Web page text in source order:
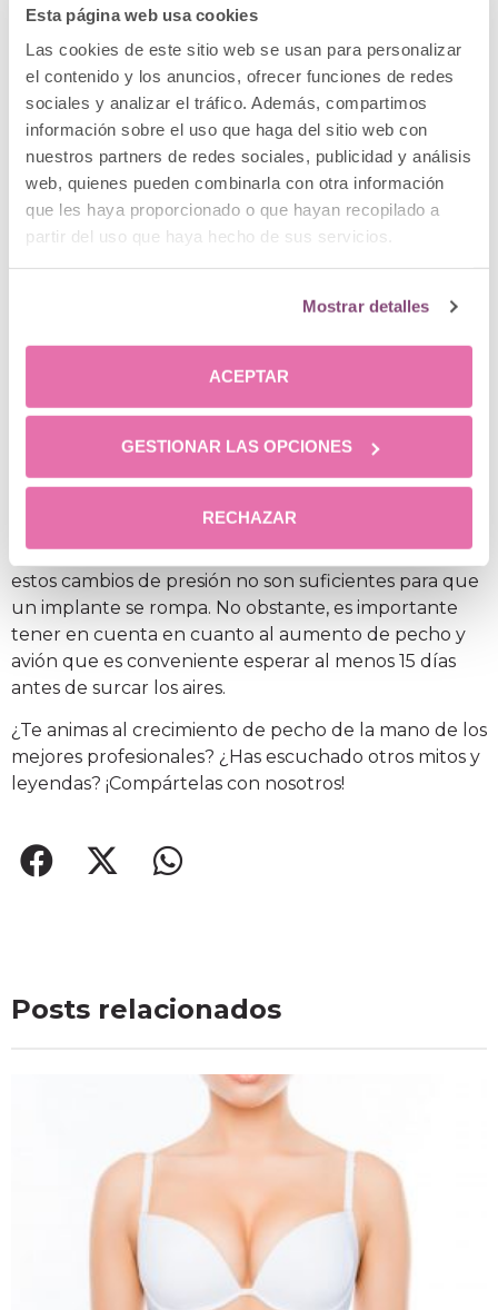
Esta página web usa cookies
Las cookies de este sitio web se usan para personalizar
el contenido y los anuncios, ofrecer funciones de redes
sociales y analizar el tráfico. Además, compartimos
información sobre el uso que haga del sitio web con
nuestros partners de redes sociales, publicidad y análisis
web, quienes pueden combinarla con otra información
que les haya proporcionado o que hayan recopilado a
partir del uso que haya hecho de sus servicios.
Mostrar detalles
ACEPTAR
GESTIONAR LAS OPCIONES
RECHAZAR
indicará el cirujano y también estará influido por la
evolución post operatoria. A su vez, para evitar
sangrados o hemorragias el paciente debe evitar
golpes, conducir o levantar pesos durante 10-15 días
después de la operación. Elaumento de pecho
para deportistas requiere extremar estas
precauciones. Un buenejercicio después de
mamoplastia de aumentosería la práctica de pilates
o yoga.
La leyenda del
aumento de pecho y
avión: ¿se puede viajar
en avión con implantes
de senos?
cambios de presión que se producen en los aviones
pueden afectar a las prótesis de mamas. Sin embargo,
estos cambios de presión no son suficientes para que
un implante se rompa. No obstante, es importante
tener en cuenta en cuanto al aumento de pecho y
avión que es conveniente esperar al menos 15 días
antes de surcar los aires.
¿Te animas al crecimiento de pecho de la mano de los
mejores profesionales? ¿Has escuchado otros mitos y
leyendas? ¡Compártelas con nosotros!
Posts relacionados